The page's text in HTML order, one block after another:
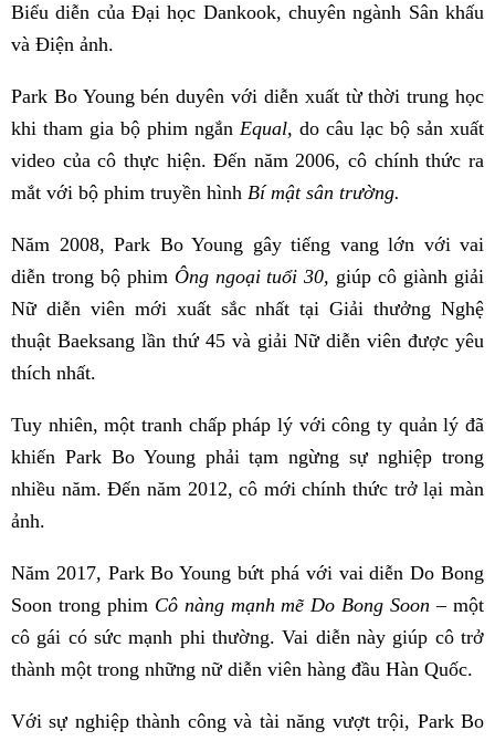
Biểu diễn của Đại học Dankook, chuyên ngành Sân khấu
và Điện ảnh.
Park Bo Young bén duyên với diễn xuất từ thời trung học
khi tham gia bộ phim ngắn Equal, do câu lạc bộ sản xuất
video của cô thực hiện. Đến năm 2006, cô chính thức ra
mắt với bộ phim truyền hình Bí mật sân trường.
Năm 2008, Park Bo Young gây tiếng vang lớn với vai
diễn trong bộ phim Ông ngoại tuổi 30, giúp cô giành giải
Nữ diễn viên mới xuất sắc nhất tại Giải thưởng Nghệ
thuật Baeksang lần thứ 45 và giải Nữ diễn viên được yêu
thích nhất.
Tuy nhiên, một tranh chấp pháp lý với công ty quản lý đã
khiến Park Bo Young phải tạm ngừng sự nghiệp trong
nhiều năm. Đến năm 2012, cô mới chính thức trở lại màn
ảnh.
Năm 2017, Park Bo Young bứt phá với vai diễn Do Bong
Soon trong phim Cô nàng mạnh mẽ Do Bong Soon – một
cô gái có sức mạnh phi thường. Vai diễn này giúp cô trở
thành một trong những nữ diễn viên hàng đầu Hàn Quốc.
Với sự nghiệp thành công và tài năng vượt trội, Park Bo